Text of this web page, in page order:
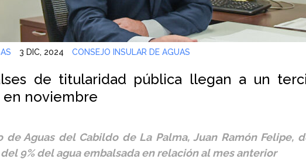
3 DIC, 2024 CONSEJO INSULAR DE AGUAS
de titularidad pública llegan a un
en noviembre
de Aguas del Cabildo de La Palma, Juan Ramón Felipe,
9% del agua embalsada en relación al mes anterior